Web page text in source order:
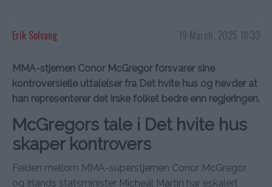
19 March, 2025 18:33
Erik Solvang
MMA-stjernen Conor McGregor forsvarer sine
kontroversielle uttalelser fra Det hvite hus og hevder at
han representerer det irske folket bedre enn regjeringen.
McGregors tale i Det hvite hus
skaper kontrovers
Feiden mellom MMA-superstjernen Conor McGregor
og Irlands statsminister Micheál Martin har eskalert